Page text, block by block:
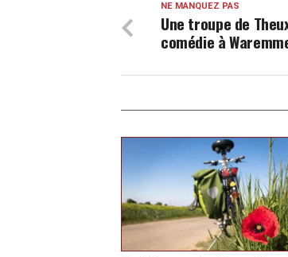
NE MANQUEZ PAS
Une troupe de
comédie à